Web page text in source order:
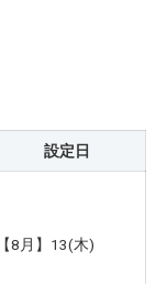
設定日
【8月】13(木)